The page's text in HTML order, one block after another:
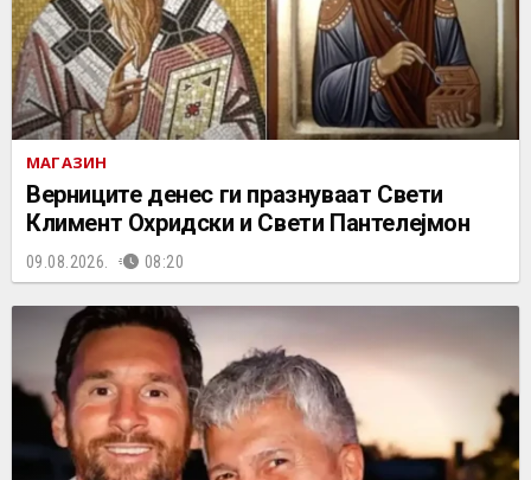
МАГАЗИН
Верниците денес ги празнуваат Свети
Климент Охридски и Свети Пантелејмон
09.08.2026. 08:20